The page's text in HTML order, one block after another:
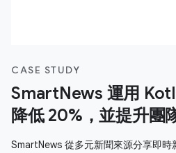
CASE STUDY
SmartNews 運用
降低 20%，並提升團
SmartNews 從多元新聞來源分享即